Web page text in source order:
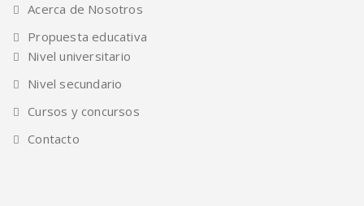
Acerca de Nosotros
Propuesta educativa
Nivel universitario
Nivel secundario
Cursos y concursos
Contacto